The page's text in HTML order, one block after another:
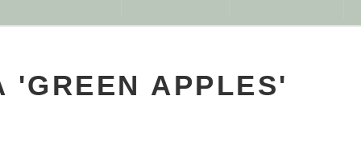
REINHARD
MÄRZ 26, 2015
'GREEN APPLES'